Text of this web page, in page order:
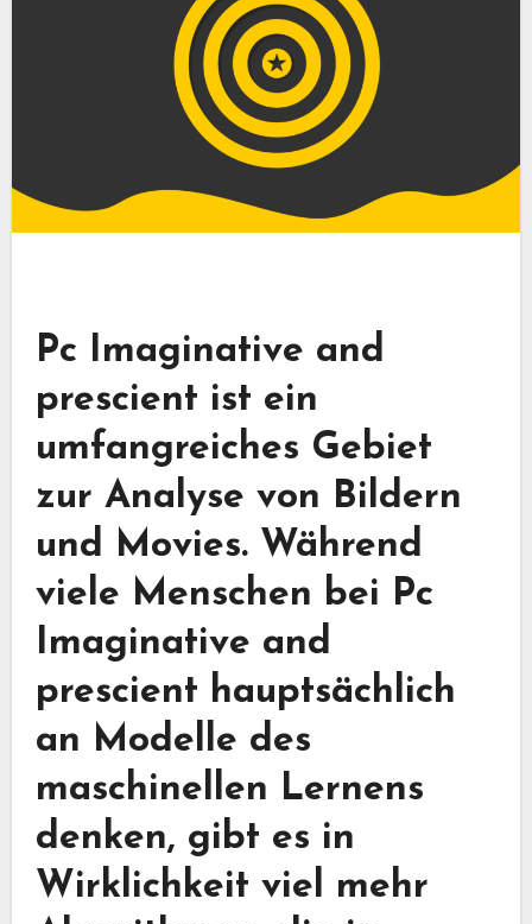
Pc Imaginative and
prescient ist ein
umfangreiches Gebiet
zur Analyse von Bildern
und Movies. Während
viele Menschen bei Pc
Imaginative and
prescient hauptsächlich
an Modelle des
maschinellen Lernens
denken, gibt es in
Wirklichkeit viel mehr